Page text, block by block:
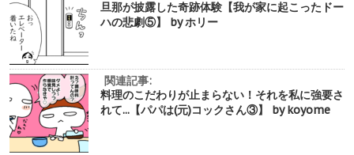
旦那が披露した奇跡体験【我が家に起こったドー
ハの悲劇⑤】 by ホリー
関連記事:
料理のこだわりが止まらない！それを私に強要さ
れて...【パパは(元)コックさん③】 by koyome